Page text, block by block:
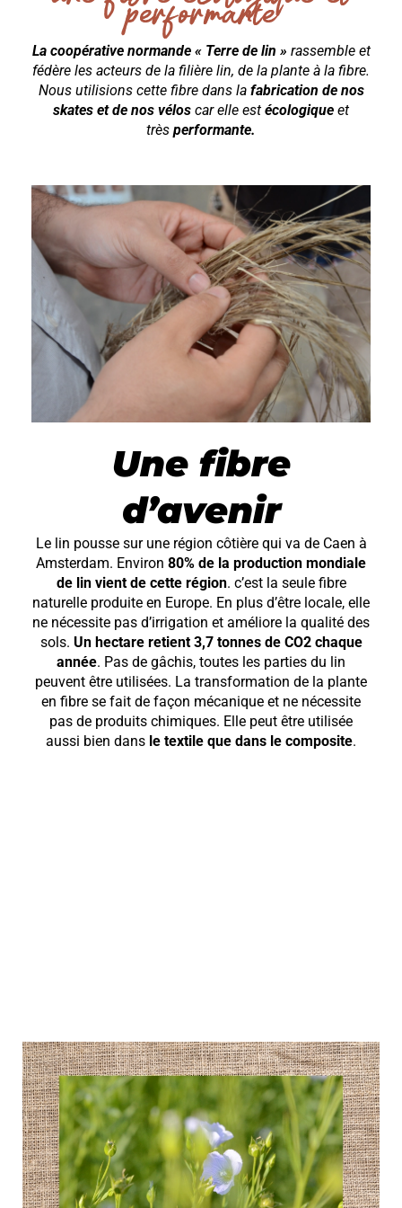
performante
La coopérative normande « Terre de lin » rassemble et
fédère les acteurs de la filière lin, de la plante à la fibre.
Nous utilisions cette fibre dans la fabrication de nos
skates et de nos vélos car elle est écologique et
très performante.
Une fibre
d’avenir
Le lin pousse sur une région côtière qui va de Caen à
Amsterdam. Environ 80% de la production mondiale
de lin vient de cette région. c’est la seule fibre
naturelle produite en Europe. En plus d’être locale, elle
ne nécessite pas d’irrigation et améliore la qualité des
sols. Un hectare retient 3,7 tonnes de CO2 chaque
année. Pas de gâchis, toutes les parties du lin
peuvent être utilisées. La transformation de la plante
en fibre se fait de façon mécanique et ne nécessite
pas de produits chimiques. Elle peut être utilisée
aussi bien dans le textile que dans le composite.